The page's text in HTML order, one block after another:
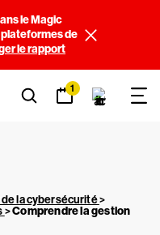
le Magic
de
le rapport
1
la cybersécurité>
>Comprendre la gestion